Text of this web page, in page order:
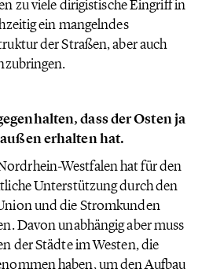
zu viele dirigistische Eingriff in
ein mangelndes
der Straßen, aber auch
dass der Osten ja
erhalten hat.
Westfalen hat für den
Unterstützung durch den
und die Stromkunden
Davon unabhängig aber muss
der Städte im Westen, die
haben, um den Aufbau